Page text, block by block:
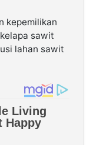
kepemilikan
sawit
lahan sawit